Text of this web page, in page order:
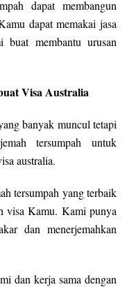
dapat membangun
dapat memakai jasa
buat membantu urusan
Visa Australia
banyak muncul tetapi
tersumpah untuk
australia.
tersumpah yang terbaik
visa Kamu. Kami punya
dan menerjemahkan
dan kerja sama dengan